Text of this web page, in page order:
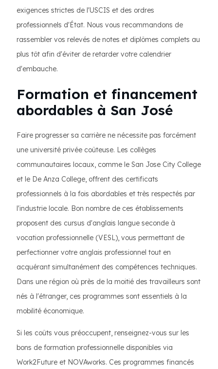
exigences strictes de l'USCIS et des ordres
professionnels d'État. Nous vous recommandons de
rassembler vos relevés de notes et diplômes complets au
plus tôt afin d'éviter de retarder votre calendrier
d'embauche.
Formation et financement
abordables à San José
Faire progresser sa carrière ne nécessite pas forcément
une université privée coûteuse. Les collèges
communautaires locaux, comme le San Jose City College
et le De Anza College, offrent des certificats
professionnels à la fois abordables et très respectés par
l'industrie locale. Bon nombre de ces établissements
proposent des cursus d'anglais langue seconde à
vocation professionnelle (VESL), vous permettant de
perfectionner votre anglais professionnel tout en
acquérant simultanément des compétences techniques.
Dans une région où près de la moitié des travailleurs sont
nés à l'étranger, ces programmes sont essentiels à la
mobilité économique.
Si les coûts vous préoccupent, renseignez-vous sur les
bons de formation professionnelle disponibles via
Work2Future et NOVAworks. Ces programmes financés